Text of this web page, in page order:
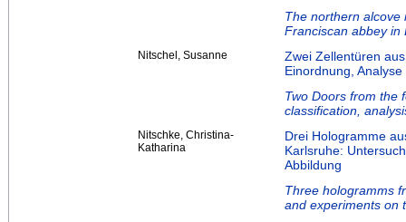
The northern alcove
Franciscan abbey in
Nitschel, Susanne
Zwei Zellentüren
Einordnung,
Two Doors from the
classification,
Nitschke, Christina-
Katharina
Drei Hologramme
Karlsruhe:
Abbildung
Three hologramms
and experiments on